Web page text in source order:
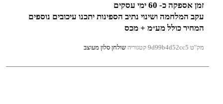
זמן אספקה כ- 60 ימי עסקים
עקב המלחמה ושינוי נתיב הספינות יתכנו עיכובים נוספים
המחיר כולל מע״מ + מכס
מק"ט9d99b4d52cc5 קטגוריה שולחן סלון מעוצב